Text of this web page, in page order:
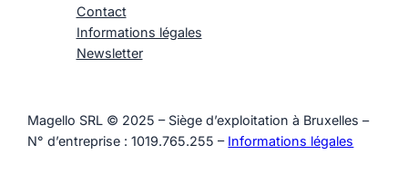
Contact
Informations légales
Newsletter
Magello SRL © 2025 – Siège d’exploitation à Bruxelles –
N° d’entreprise : 1019.765.255 – Informations légales